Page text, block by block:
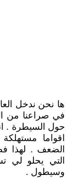
في صراعنا من
حول السيطرة .
اقواما
الضعف . لهذا
التي يحلو لي
وسيطول .